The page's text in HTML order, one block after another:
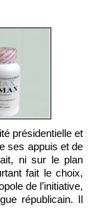
ses appuis et de
ni sur le plan
fait le choix,
de l’initiative,
républicain. Il